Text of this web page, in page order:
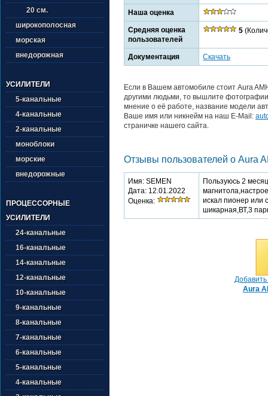
20 см.
широкополосная
морская
внедорожная
УСИЛИТЕЛИ
5-канальные
4-канальные
2-канальные
моноблоки
морские
внедорожные
ПРОЦЕССОРНЫЕ
УСИЛИТЕЛИ
24-канальные
16-канальные
14-канальные
12-канальные
10-канальные
9-канальные
8-канальные
7-канальные
6-канальные
5-канальные
4-канальные
Наша оценка
Средняя оценка
пользователей
5
Документация Скачать
Если в Вашем автомобиле стоит Aura
другими людьми, то вышлите
мнение о её работе, название модели
Ваше имя или никнейм на наш E-Mail:
страничке нашего сайта.
Отзывы пользователей о Aura
Имя: SEMEN
Дата: 12.01.2022
Оценка:
Пользуюсь 2
искал пионер или
шикарная,ВТ,3
Aura